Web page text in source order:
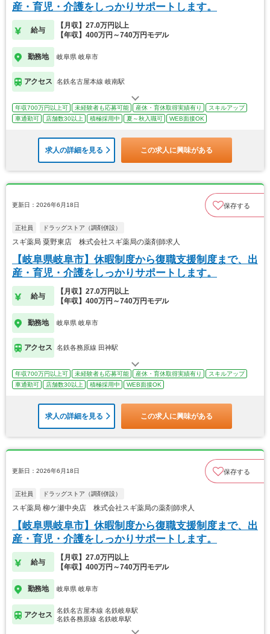
産・育児・介護をしっかりサポートします。
給与
【月収】27.0万円以上
【年収】400万円～740万円モデル
勤務地 岐阜県 岐阜市
アクセス 名鉄名古屋本線 岐南駅
年収700万円以上可 未経験者も応募可能 産休・育休取得実績有り
スキルアップ
車通勤可
店舗数30以上 積極採用中 夏～秋入職可 WEB面接OK
求人の詳細を見る この求人に興味がある
更新日：2026年6月18日 保存する
正社員 ドラッグストア（調剤併設）
スギ薬局 粟野東店 株式会社スギ薬局の薬剤師求人
【岐阜県岐阜市】休暇制度から復職支援制度まで、出
産・育児・介護をしっかりサポートします。
給与
【月収】27.0万円以上
【年収】400万円～740万円モデル
勤務地 岐阜県 岐阜市
アクセス 名鉄各務原線 田神駅
年収700万円以上可 未経験者も応募可能 産休・育休取得実績有り
スキルアップ
車通勤可
店舗数30以上 積極採用中 WEB面接OK
求人の詳細を見る この求人に興味がある
更新日：2026年6月18日 保存する
正社員 ドラッグストア（調剤併設）
スギ薬局 柳ケ瀬中央店 株式会社スギ薬局の薬剤師求人
【岐阜県岐阜市】休暇制度から復職支援制度まで、出
産・育児・介護をしっかりサポートします。
給与
【月収】27.0万円以上
【年収】400万円～740万円モデル
勤務地 岐阜県 岐阜市
アクセス
名鉄名古屋本線 名鉄岐阜駅
名鉄各務原線 名鉄岐阜駅